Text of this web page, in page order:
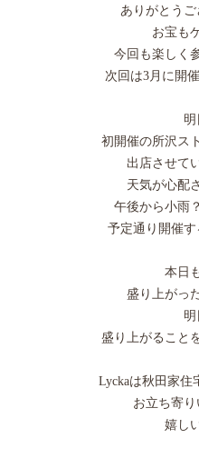
ありがとう
お宝も
今回も楽しく
次回は3月に開
明
初開催の所沢ス
出店させて
天気が心配
午後から小雨
予定通り開催
本日
盛り上がっ
明
盛り上がること
Lyckaは秋田家住
お立ち寄
嬉し